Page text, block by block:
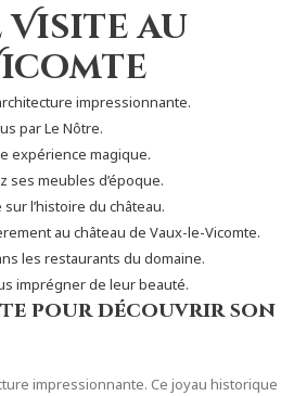
au
impressionnante.
par Le Nôtre.
expérience magique.
ses meubles d’époque.
l’histoire du château.
au château de Vaux-le-Vicomte.
les restaurants du domaine.
imprégner de leur beauté.
pour découvrir son
impressionnante. Ce joyau historique